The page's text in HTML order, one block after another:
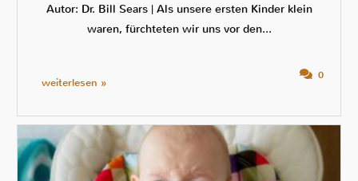
Autor: Dr. Bill Sears | Als unsere ersten Kinder klein
waren, fürchteten wir uns vor den...
0
weiterlesen »